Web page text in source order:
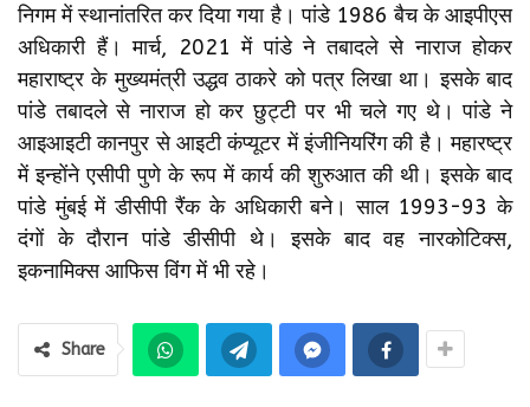
निगम में स्थानांतरित कर दिया गया है। पांडे 1986 बैच के आइपीएस
अधिकारी हैं। मार्च, 2021 में पांडे ने तबादले से नाराज होकर
महाराष्ट्र के मुख्यमंत्री उद्धव ठाकरे को पत्र लिखा था। इसके बाद
पांडे तबादले से नाराज हो कर छुट्टी पर भी चले गए थे। पांडे ने
आइआइटी कानपुर से आइटी कंप्यूटर में इंजीनियरिंग की है। महारष्ट्र
में इन्होंने एसीपी पुणे के रूप में कार्य की शुरुआत की थी। इसके बाद
पांडे मुंबई में डीसीपी रैंक के अधिकारी बने। साल 1993-93 के
दंगों के दौरान पांडे डीसीपी थे। इसके बाद वह नारकोटिक्स,
इकनामिक्स आफिस विंग में भी रहे।
Share